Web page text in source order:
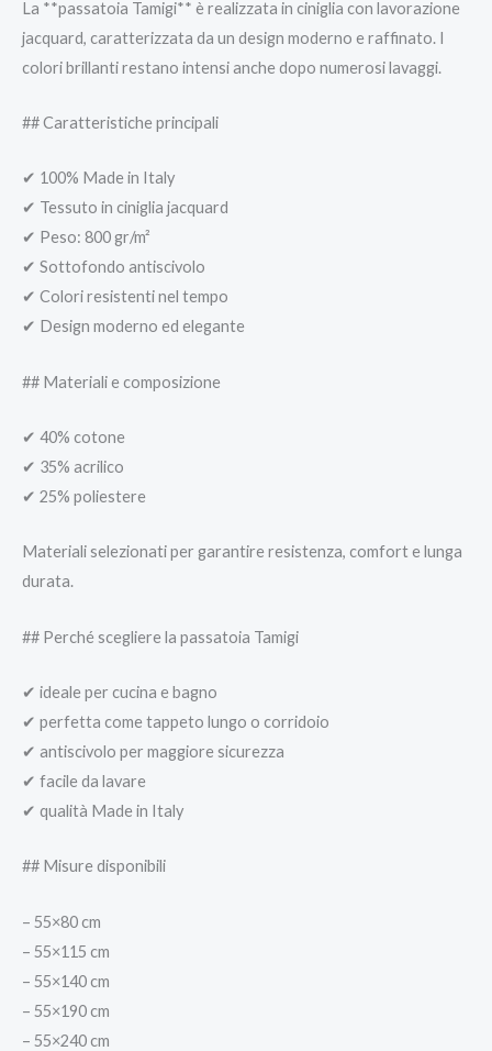
La **passatoia Tamigi** è realizzata in ciniglia con lavorazione
jacquard, caratterizzata da un design moderno e raffinato. I
colori brillanti restano intensi anche dopo numerosi lavaggi.
## Caratteristiche principali
✔ 100% Made in Italy
✔ Tessuto in ciniglia jacquard
✔ Peso: 800 gr/m²
✔ Sottofondo antiscivolo
✔ Colori resistenti nel tempo
✔ Design moderno ed elegante
## Materiali e composizione
✔ 40% cotone
✔ 35% acrilico
✔ 25% poliestere
Materiali selezionati per garantire resistenza, comfort e lunga
durata.
## Perché scegliere la passatoia Tamigi
✔ ideale per cucina e bagno
✔ perfetta come tappeto lungo o corridoio
✔ antiscivolo per maggiore sicurezza
✔ facile da lavare
✔ qualità Made in Italy
## Misure disponibili
– 55×80 cm
– 55×115 cm
– 55×140 cm
– 55×190 cm
– 55×240 cm